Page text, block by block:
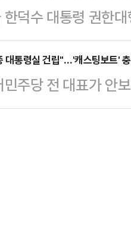
소 개소식을 개최하
지 나오고 있다.18
촉발한 관세 전쟁으
장의 우려까지 더해
일 유예’를 발표한
덕수 대통령 권한
·함상훈)을 지명한
, 정치권 안팎에선
'이 힘을 잃게 되는
나서는 데에는 별다
대통령실 건립"…'캐스팅보트'
주당 전 대표가 안
냥한 정책 행보를